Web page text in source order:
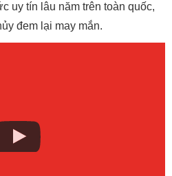
uy tín lâu năm trên toàn quốc,
đem lại may mắn.